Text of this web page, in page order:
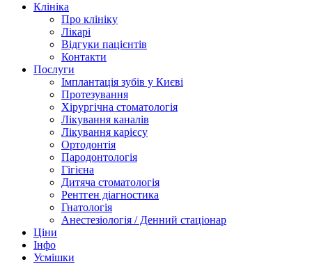
Клініка
Про клініку
Лікарі
Відгуки пацієнтів
Контакти
Послуги
Імплантація зубів у Києві
Протезування
Хірургічна стоматологія
Лікування каналів
Лікування карієсу
Ортодонтія
Пародонтологія
Гігієна
Дитяча стоматологія
Рентген діагностика
Гнатологія
Анестезіологія / Денний стаціонар
Ціни
Інфо
Усмішки